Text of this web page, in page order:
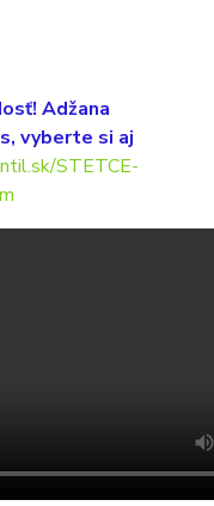
Adžana
vyberte si aj
STETCE-